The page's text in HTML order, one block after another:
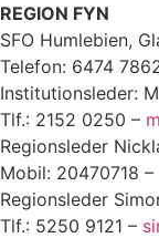
REGION FYN
SFO Humlebien,
Telefon: 6474
Institutionsleder:
Tlf.: 2152 0250 –
Regionsleder
Mobil: 20470718 –
Regionsleder
Tlf.: 5250 9121 –